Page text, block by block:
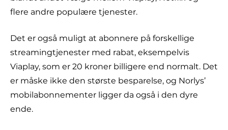
flere andre populære tjenester.
Det er også muligt at abonnere på forskellige
streamingtjenester med rabat, eksempelvis
Viaplay, som er 20 kroner billigere end normalt. Det
er måske ikke den største besparelse, og Norlys’
mobilabonnementer ligger da også i den dyre
ende.